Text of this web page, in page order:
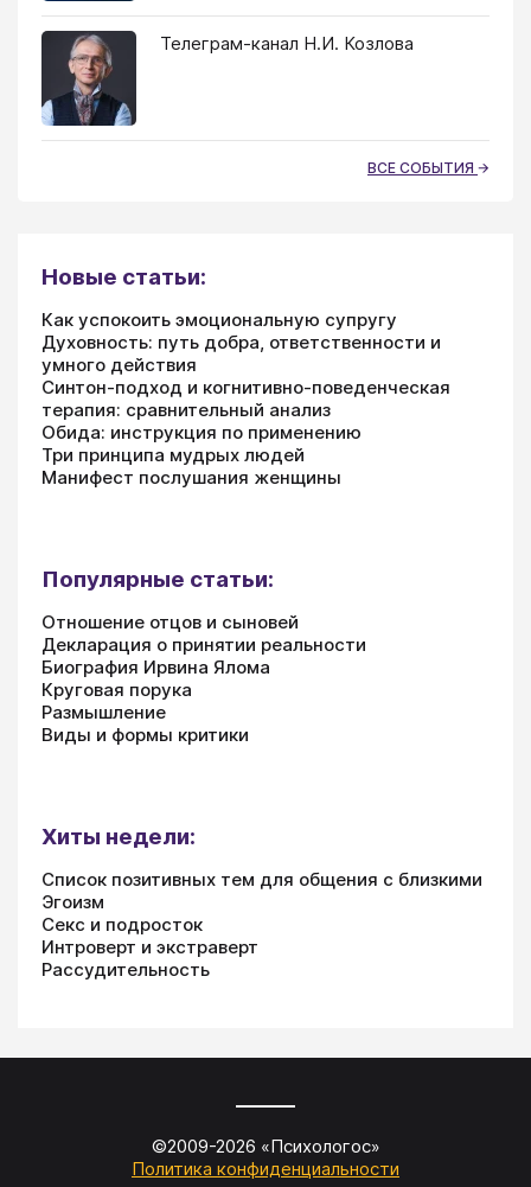
Телеграм-канал Н.И. Козлова
ВСЕ СОБЫТИЯ
Новые статьи:
Как успокоить эмоциональную супругу
Духовность: путь добра, ответственности и
умного действия
Синтон-подход и когнитивно-поведенческая
терапия: сравнительный анализ
Обида: инструкция по применению
Три принципа мудрых людей
Манифест послушания женщины
Популярные статьи:
Отношение отцов и сыновей
Декларация о принятии реальности
Биография Ирвина Ялома
Круговая порука
Размышление
Виды и формы критики
Хиты недели:
Список позитивных тем для общения с близкими
Эгоизм
Секс и подросток
Интроверт и экстраверт
Рассудительность
©2009-2026 «Психологос»
Политика конфиденциальности